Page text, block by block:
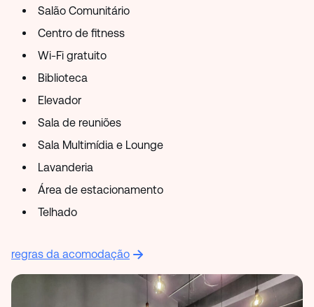
Salão Comunitário
Centro de fitness
Wi-Fi gratuito
Biblioteca
Elevador
Sala de reuniões
Sala Multimídia e Lounge
Lavanderia
Área de estacionamento
Telhado
regras da acomodação